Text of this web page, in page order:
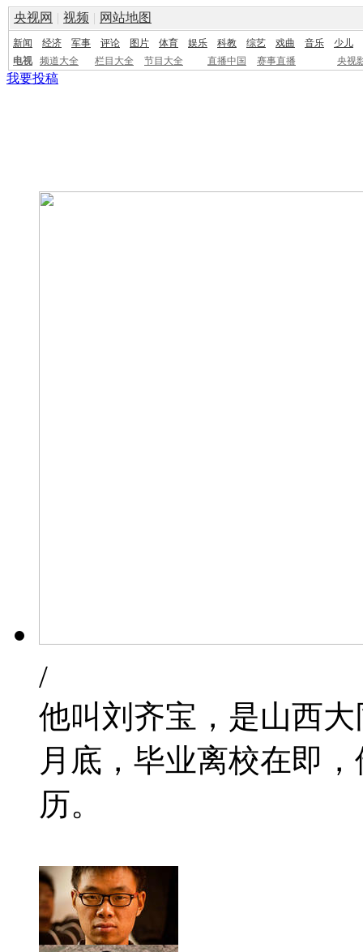
央视网 | 视频 | 网站地图
新闻 经济 军事 评论 图片 体育 娱乐 科教 综艺 戏曲 音乐
少儿
电视
频道大全 栏目大全 节目大全 直播中国 赛事直播 央视
我要投稿
/
他叫刘齐宝，是山西
月底，毕业离校在即
历。